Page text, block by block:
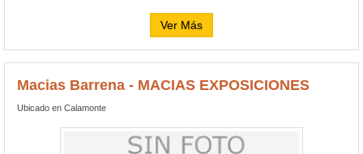
Ver Más
Macias Barrena - MACIAS EXPOSICIONES
Ubicado en Calamonte